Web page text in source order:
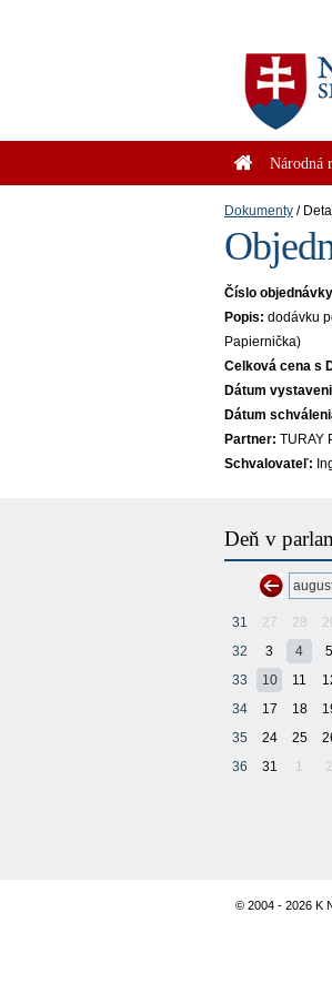
Národná
Dokumenty
Číslo
Popis: dodávku
Papiernička)
Celková cena s
Dátum
Dátum
Partner: TURAY
Schvalovateľ:
Deň v
31 27 28
32
3 4 5
33
10 11
34
17 18
35
24 25
36
31 1 2
© 2004 - 2026 K